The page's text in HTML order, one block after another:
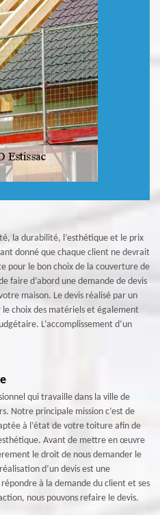
la durabilité, l’esthétique et le prix
donné que chaque client ne devrait
pour le bon choix de la couverture de
faire d’abord une demande de devis
maison. Le devis réalisé par un
choix des matériels et également
L’accomplissement d’un
qui travaille dans la ville de
Notre principale mission c’est de
à l’état de votre toiture afin de
Avant de mettre en œuvre
le droit de nous demander le
d’un devis est une
à la demande du client et ses
nous pouvons refaire le devis.